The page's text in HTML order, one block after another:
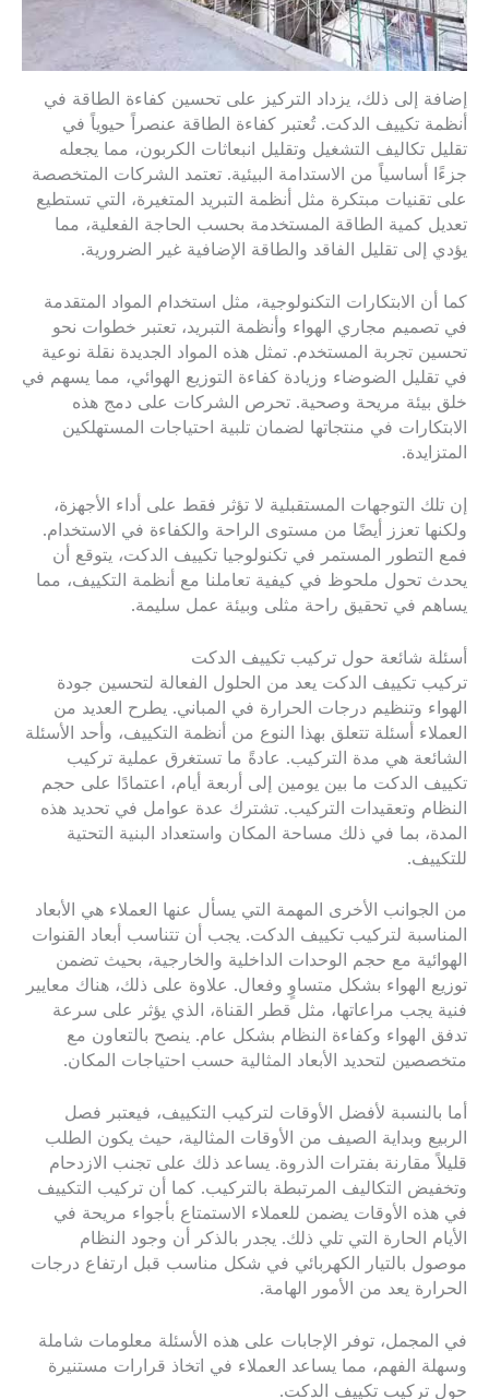
إضافة إلى ذلك، يزداد التركيز على تحسين كفاءة الطاقة في
أنظمة تكييف الدكت. تُعتبر كفاءة الطاقة عنصراً حيوياً في
تقليل تكاليف التشغيل وتقليل انبعاثات الكربون، مما يجعله
جزءًا أساسياً من الاستدامة البيئية. تعتمد الشركات المتخصصة
على تقنيات مبتكرة مثل أنظمة التبريد المتغيرة، التي تستطيع
تعديل كمية الطاقة المستخدمة بحسب الحاجة الفعلية، مما
يؤدي إلى تقليل الفاقد والطاقة الإضافية غير الضرورية.
كما أن الابتكارات التكنولوجية، مثل استخدام المواد المتقدمة
في تصميم مجاري الهواء وأنظمة التبريد، تعتبر خطوات نحو
تحسين تجربة المستخدم. تمثل هذه المواد الجديدة نقلة نوعية
في تقليل الضوضاء وزيادة كفاءة التوزيع الهوائي، مما يسهم في
خلق بيئة مريحة وصحية. تحرص الشركات على دمج هذه
الابتكارات في منتجاتها لضمان تلبية احتياجات المستهلكين
المتزايدة.
إن تلك التوجهات المستقبلية لا تؤثر فقط على أداء الأجهزة،
ولكنها تعزز أيضًا من مستوى الراحة والكفاءة في الاستخدام.
فمع التطور المستمر في تكنولوجيا تكييف الدكت، يتوقع أن
يحدث تحول ملحوظ في كيفية تعاملنا مع أنظمة التكييف، مما
يساهم في تحقيق راحة مثلى وبيئة عمل سليمة.
أسئلة شائعة حول تركيب تكييف الدكت
تركيب تكييف الدكت يعد من الحلول الفعالة لتحسين جودة
الهواء وتنظيم درجات الحرارة في المباني. يطرح العديد من
العملاء أسئلة تتعلق بهذا النوع من أنظمة التكييف، وأحد الأسئلة
الشائعة هي مدة التركيب. عادةً ما تستغرق عملية تركيب
تكييف الدكت ما بين يومين إلى أربعة أيام، اعتمادًا على حجم
النظام وتعقيدات التركيب. تشترك عدة عوامل في تحديد هذه
المدة، بما في ذلك مساحة المكان واستعداد البنية التحتية
للتكييف.
من الجوانب الأخرى المهمة التي يسأل عنها العملاء هي الأبعاد
المناسبة لتركيب تكييف الدكت. يجب أن تتناسب أبعاد القنوات
الهوائية مع حجم الوحدات الداخلية والخارجية، بحيث تضمن
توزيع الهواء بشكل متساوٍ وفعال. علاوة على ذلك، هناك معايير
فنية يجب مراعاتها، مثل قطر القناة، الذي يؤثر على سرعة
تدفق الهواء وكفاءة النظام بشكل عام. ينصح بالتعاون مع
متخصصين لتحديد الأبعاد المثالية حسب احتياجات المكان.
أما بالنسبة لأفضل الأوقات لتركيب التكييف، فيعتبر فصل
الربيع وبداية الصيف من الأوقات المثالية، حيث يكون الطلب
قليلاً مقارنة بفترات الذروة. يساعد ذلك على تجنب الازدحام
وتخفيض التكاليف المرتبطة بالتركيب. كما أن تركيب التكييف
في هذه الأوقات يضمن للعملاء الاستمتاع بأجواء مريحة في
الأيام الحارة التي تلي ذلك. يجدر بالذكر أن وجود النظام
موصول بالتيار الكهربائي في شكل مناسب قبل ارتفاع درجات
الحرارة يعد من الأمور الهامة.
في المجمل، توفر الإجابات على هذه الأسئلة معلومات شاملة
وسهلة الفهم، مما يساعد العملاء في اتخاذ قرارات مستنيرة
حول تركيب تكييف الدكت.